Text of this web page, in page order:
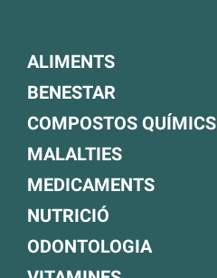
ALIMENTS
BENESTAR
COMPOSTOS QUÍMICS
MALALTIES
MEDICAMENTS
NUTRICIÓ
ODONTOLOGIA